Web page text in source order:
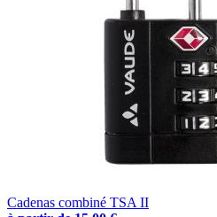
Cadenas combiné TSA II